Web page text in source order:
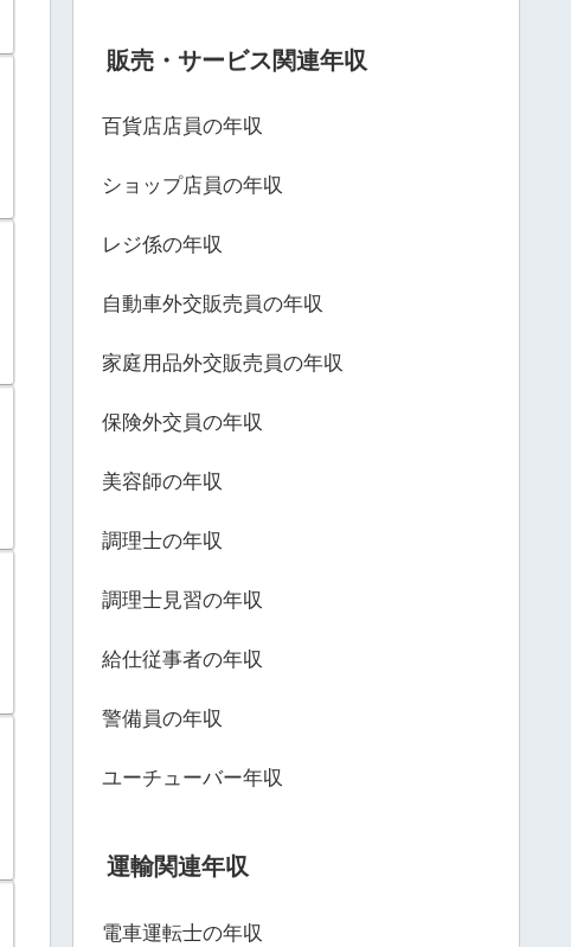
販売・サービス関連年収
百貨店店員の年収
ショップ店員の年収
レジ係の年収
自動車外交販売員の年収
家庭用品外交販売員の年収
保険外交員の年収
美容師の年収
調理士の年収
調理士見習の年収
給仕従事者の年収
警備員の年収
ユーチューバー年収
運輸関連年収
電車運転士の年収